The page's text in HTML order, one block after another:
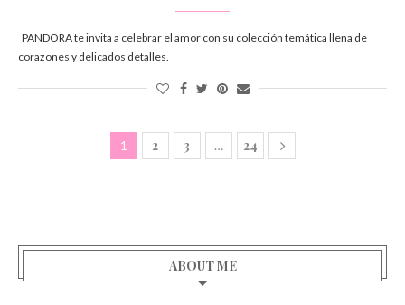
PANDORA te invita a celebrar el amor con su colección temática llena de
corazones y delicados detalles.
1 2 3 … 24
ABOUT ME